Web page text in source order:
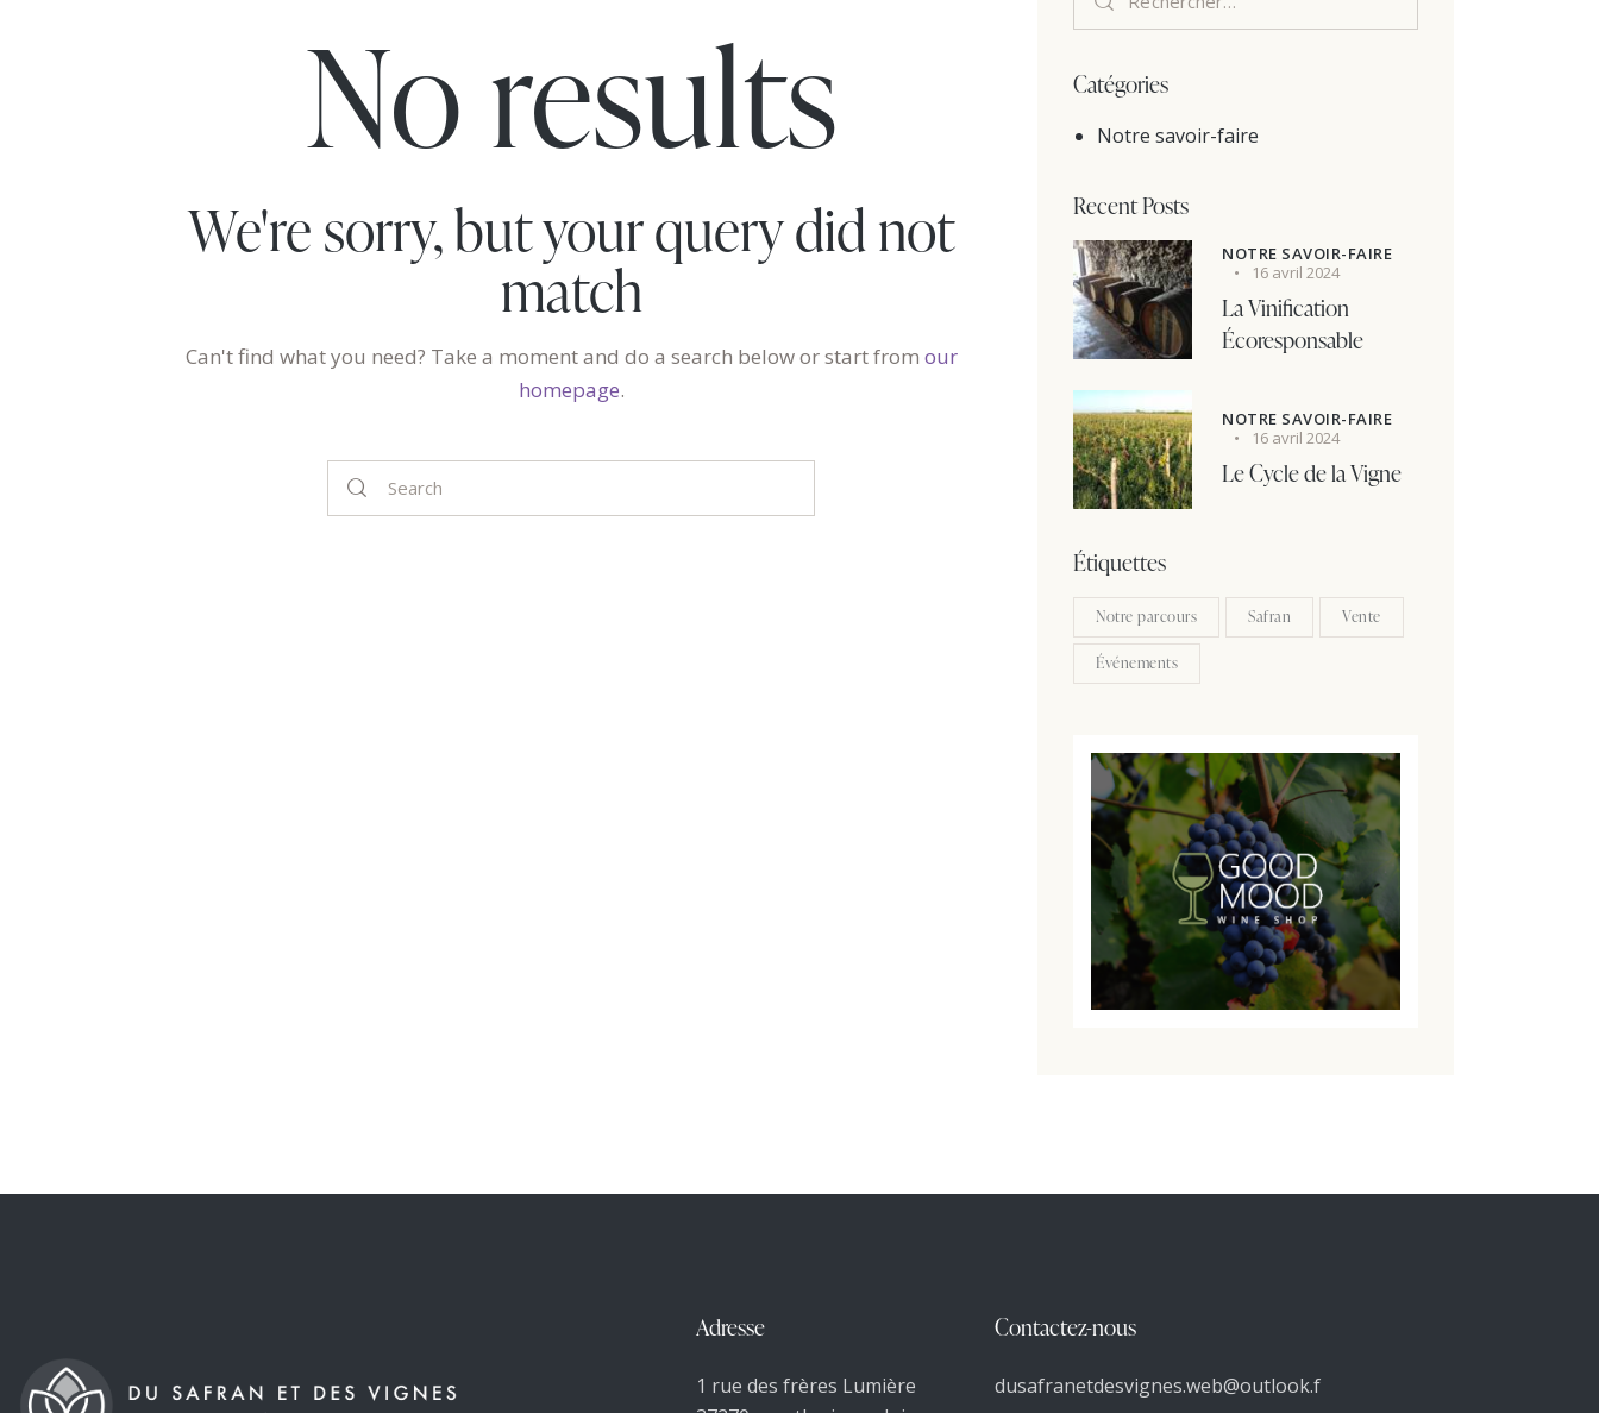
No results
We're sorry, but your query did not
match
Can't find what you need? Take a moment and do a search below or start from our
homepage.
Catégories
Notre savoir-faire
Recent Posts
NOTRE SAVOIR-FAIRE
16 avril 2024
La Vinification
Écoresponsable
NOTRE SAVOIR-FAIRE
16 avril 2024
Le Cycle de la Vigne
Étiquettes
Notre parcours Safran Vente
Événements
Adresse
1 rue des frères Lumière
Contactez-nous
dusafranetdesvignes.web@outlook.f